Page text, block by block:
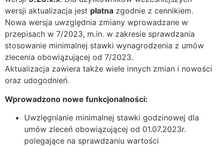
wersji aktualizacja jest płatna zgodnie z cennikiem.
Nowa wersja uwzględnia zmiany wprowadzane w
przepisach w 7/2023, m.in. w zakresie sprawdzania
stosowanie minimalnej stawki wynagrodzenia z umów
zlecenia obowiązującej od 7/2023.
Aktualizacja zawiera także wiele innych zmian i nowości
oraz udogodnień.
Wprowadzono nowe funkcjonalności:
Uwzlęgnianie minimalnej stawki godzinowej dla
umów zleceń obowiązującej od 01.07.2023r.
polegające na sprawdzaniu wartości